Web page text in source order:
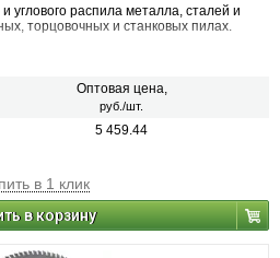
углового распила металла, сталей и
торцовочных и станковых пилах.
Оптовая цена,
руб./шт.
5 459.44
в 1 клик
в корзину